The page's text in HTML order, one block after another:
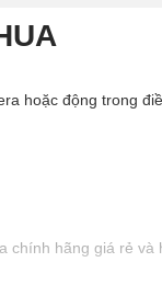
hoặc động trong
hãng giá rẻ và